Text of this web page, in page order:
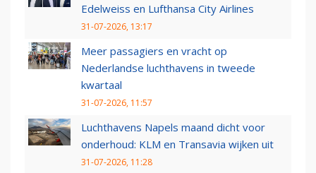
Edelweiss en Lufthansa City Airlines
31-07-2026, 13:17
Meer passagiers en vracht op
Nederlandse luchthavens in tweede
kwartaal
31-07-2026, 11:57
Luchthavens Napels maand dicht voor
onderhoud: KLM en Transavia wijken uit
31-07-2026, 11:28